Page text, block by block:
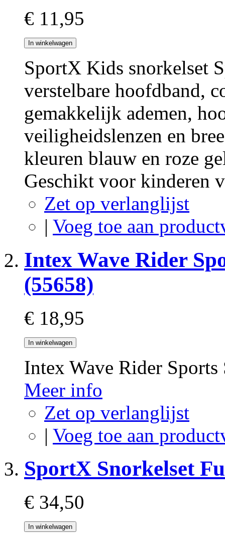
€ 11,95
In winkelwagen
SportX Kids snorkelset
verstelbare hoofdband,
gemakkelijk ademen,
veiligheidslenzen en
kleuren blauw en roze
Geschikt voor kinderen
Zet op verlanglijst
| Voeg toe aan
Intex Wave Rider
(55658)
€ 18,95
In winkelwagen
Intex Wave Rider
Meer info
Zet op verlanglijst
| Voeg toe aan
SportX Snorkelset
€ 34,50
In winkelwagen